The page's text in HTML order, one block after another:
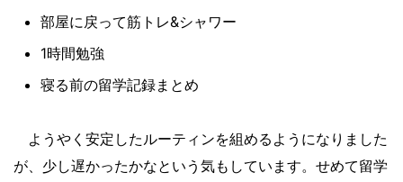
部屋に戻って筋トレ&シャワー
1時間勉強
寝る前の留学記録まとめ
ようやく安定したルーティンを組めるようになりました
が、少し遅かったかなという気もしています。せめて留学